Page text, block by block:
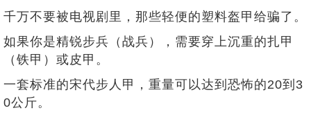
千万不要被电视剧里，那些轻便的塑料盔甲给骗了。
如果你是精锐步兵（战兵），需要穿上沉重的扎甲
（铁甲）或皮甲。
一套标准的宋代步人甲，重量可以达到恐怖的20到3
0公斤。